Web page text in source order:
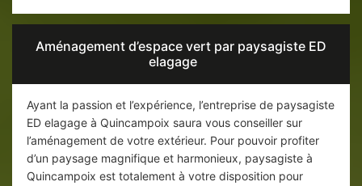
Aménagement d’espace vert par paysagiste ED
elagage
Ayant la passion et l’expérience, l’entreprise de paysagiste
ED elagage à Quincampoix saura vous conseiller sur
l’aménagement de votre extérieur. Pour pouvoir profiter
d’un paysage magnifique et harmonieux, paysagiste à
Quincampoix est totalement à votre disposition pour